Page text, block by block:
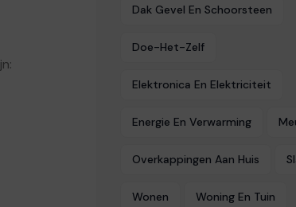
Dak Gevel En Schoorsteen
Doe-Het-Zelf
Elektronica En Elektriciteit
Energie En Verwarming
Overkappingen Aan Huis
Wonen Woning En Tuin